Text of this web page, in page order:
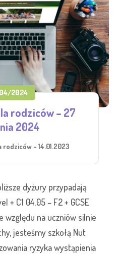
2024
rodziców – 27
2024
- 14.01.2023
dyżury przypadają
+ C1 04.05 – F2 + GCSE
względu na uczniów silnie
jesteśmy szkołą Nut
ryzyka wystąpienia